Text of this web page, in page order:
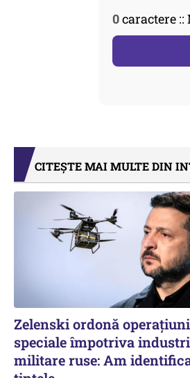
0caractere
CITEȘTE MAI MULTE DIN
Zelenski ordonă operațiuni
speciale împotriva
militare ruse: Am